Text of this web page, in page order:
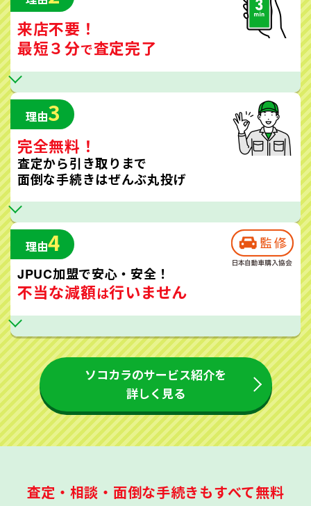
来店不要！
最短３分で査定完了
理由3
完全無料！
査定から引き取りまで
面倒な手続きはぜんぶ丸投げ
理由4
JPUC加盟で安心・安全！
不当な減額は行いません
ソコカラのサービス紹介を
詳しく見る
査定・相談・面倒な手続きもすべて無料